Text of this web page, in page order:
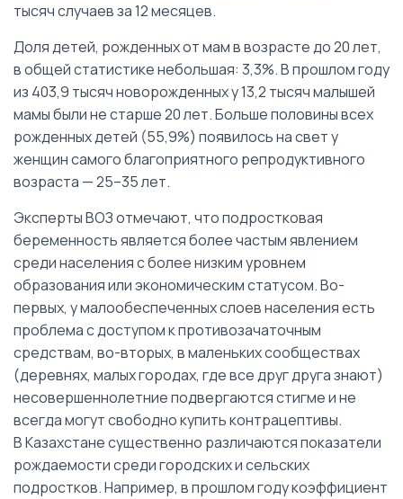
тысяч случаев за 12 месяцев.
Доля детей, рожденных от мам в возрасте до 20 лет,
в общей статистике небольшая: 3,3%. В прошлом году
из 403,9 тысяч новорожденных у 13,2 тысяч малышей
мамы были не старше 20 лет. Больше половины всех
рожденных детей (55,9%) появилось на свет у
женщин самого благоприятного репродуктивного
возраста — 25–35 лет.
Эксперты ВОЗ отмечают, что подростковая
беременность является более частым явлением
среди населения с более низким уровнем
образования или экономическим статусом. Во-
первых, у малообеспеченных слоев населения есть
проблема с доступом к противозачаточным
средствам, во-вторых, в маленьких сообществах
(деревнях, малых городах, где все друг друга знают)
несовершеннолетние подвергаются стигме и не
всегда могут свободно купить контрацептивы.
В Казахстане существенно различаются показатели
рождаемости среди городских и сельских
подростков. Например, в прошлом году коэффициент